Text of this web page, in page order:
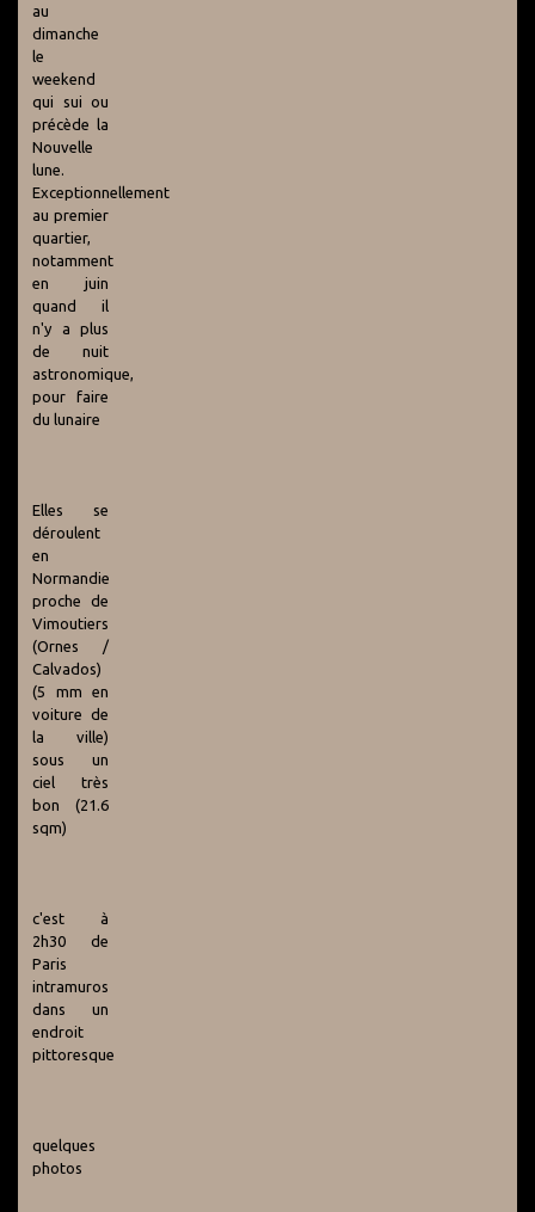
au
dimanche
le
weekend
qui sui ou
précède la
Nouvelle
lune.
Exceptionnellement
au premier
quartier,
notamment
en juin
quand il
n'y a plus
de nuit
astronomique,
pour faire
du lunaire
Elles se
déroulent
en
Normandie
proche de
Vimoutiers
(Ornes /
Calvados)
(5 mm en
voiture de
la ville)
sous un
ciel très
bon (21.6
sqm)
c'est à
2h30 de
Paris
intramuros
dans un
endroit
pittoresque
quelques
photos